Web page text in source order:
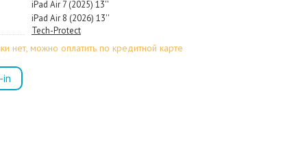
iPad Air 7 (2025) 13''
iPad Air 8 (2026) 13''
Tech-Protect
нет, можно оплатить по кредитной карте
in